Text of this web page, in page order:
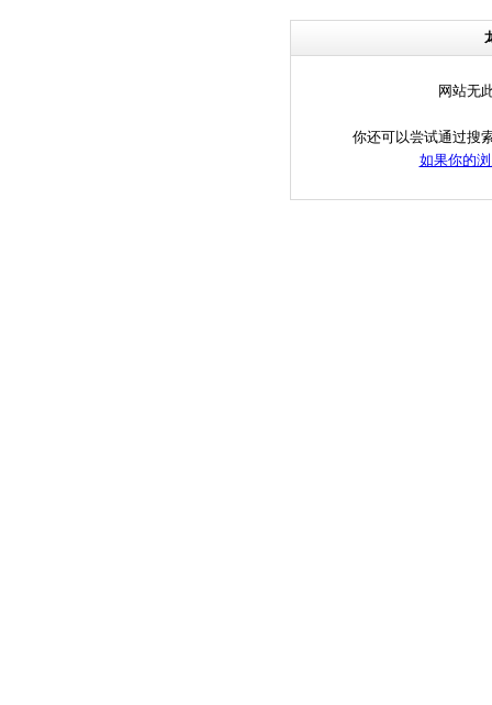
网站无
你还可以尝试通过搜
如果你的